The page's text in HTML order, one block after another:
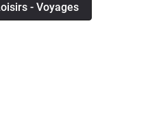
- Voyages